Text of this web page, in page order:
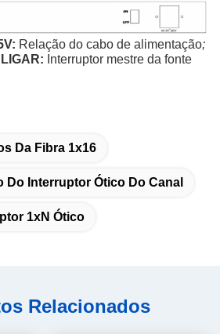
Relação do cabo de alimentação;
Interruptor mestre da fonte
Da Fibra 1x16
Do Interruptor Ótico Do Canal
1xN Ótico
Relacionados